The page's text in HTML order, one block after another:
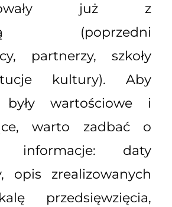
już z
(poprzedni
partnerzy, szkoły
kultury). Aby
były wartościowe i
warto zadbać o
informacje: daty
opis zrealizowanych
przedsięwzięcia,